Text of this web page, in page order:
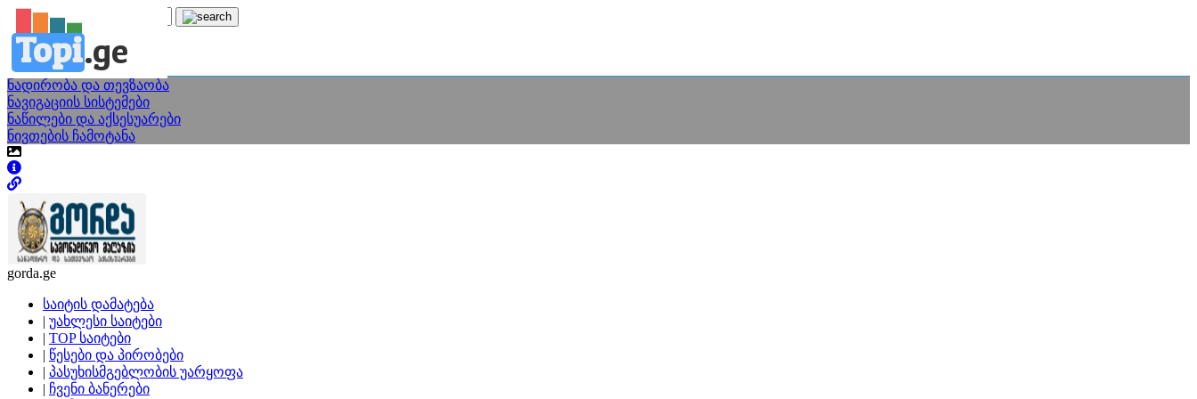
Topi.ge
კატეგორია: ნ
ნადირობა და თევზაობა
ნავიგაციის სისტემები
ნაწილები და აქსესუარები
ნივთების ჩამოტანა
gorda.ge
საიტის დამატება
| უახლესი საიტები
| TOP საიტები
| წესები და პირობები
| პასუხისმგებლობის უარყოფა
| ჩვენი ბანერები